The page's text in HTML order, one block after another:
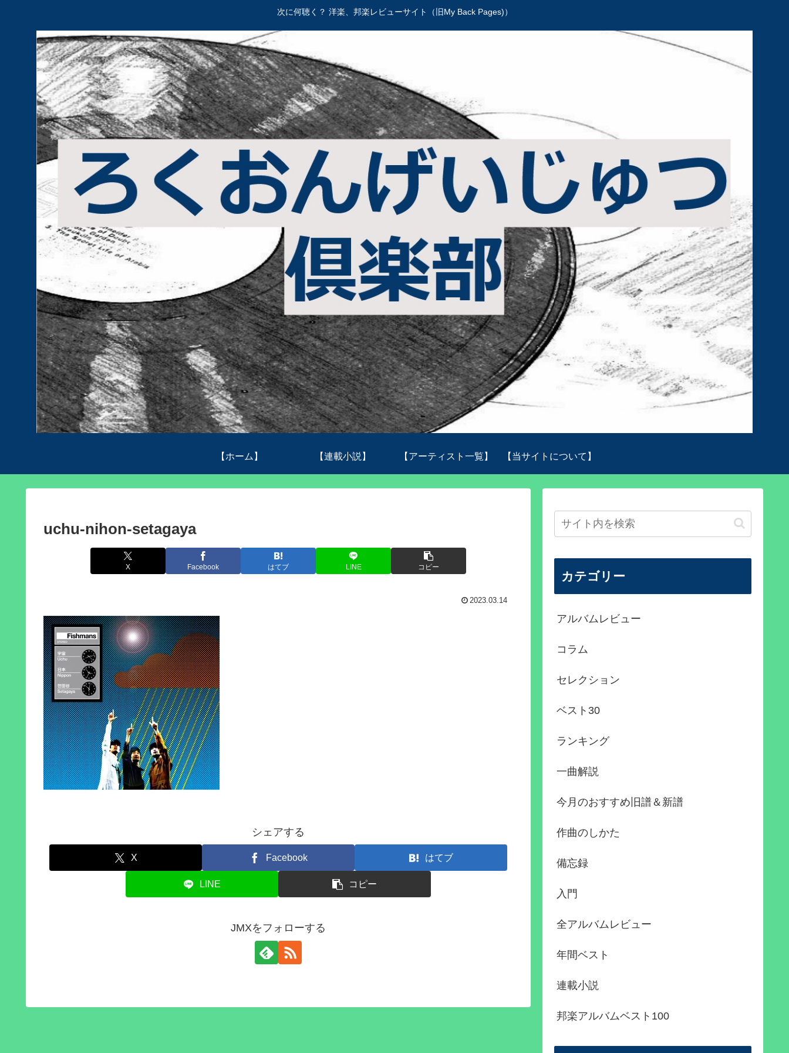
次に何聴く？ 洋楽、邦楽レビューサイト（旧My Back Pages)）
【ホーム】 【連載小説】 【アーティスト一覧】 【当サイトについて】
uchu-nihon-setagaya
X Facebook はてブ LINE コピー
2023.03.14
シェアする
X Facebook はてブ
LINE コピー
JMXをフォローする
カテゴリー
アルバムレビュー
コラム
セレクション
ベスト30
ランキング
一曲解説
今月のおすすめ旧譜＆新譜
作曲のしかた
備忘録
入門
全アルバムレビュー
年間ベスト
連載小説
邦楽アルバムベスト100